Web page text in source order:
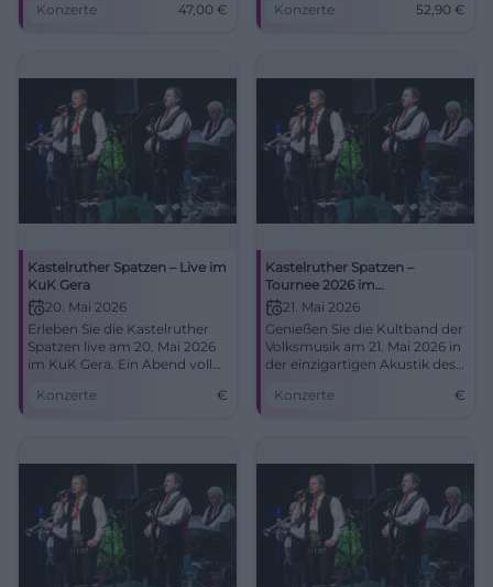
Freiheitshalle. Bequeme
unvergesslichen Abend.
Konzerte 47,00 €
Friedensadler. Samstag,
Konzerte 52,90 €
Kastelruther Spatzen – Live im
KuK Gera
20. Mai 2026
Erleben Sie die Kastelruther
Spatzen live am 20. Mai 2026
im KuK Gera. Ein Abend voller
auf Sie!
Konzerte €
Kastelruther Spatzen –
Tournee 2026 im
Regentenbau
21. Mai 2026
Genießen Sie die Kultband der
Volksmusik am 21. Mai 2026 in
der einzigartigen Akustik des
Konzerte
€